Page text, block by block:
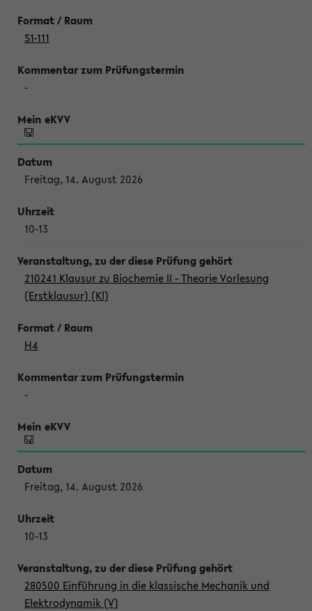
S1-111
-
Freitag, 14. August 2026
10-13
210241 Klausur zu Biochemie II - Theorie Vorlesung
(Erstklausur) (Kl)
H4
-
Freitag, 14. August 2026
10-13
280500 Einführung in die klassische Mechanik und
Elektrodynamik (V)